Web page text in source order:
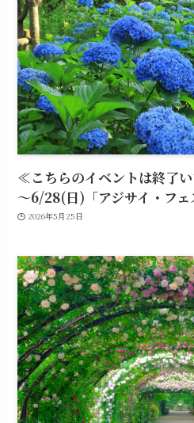
≪こちらのイベントは終了
～6/28(日)「アジサイ・フェ
2026年5月25日